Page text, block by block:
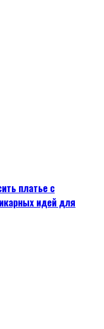
платье с
идей для